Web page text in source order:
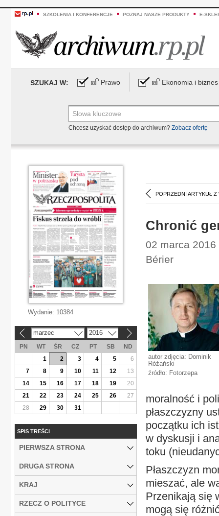
SZKOLENIA I KONFERENCJE POZNAJ NASZE PRODUKTY E-
SZUKAJ W: Prawo Ekonomia i biznes
Chcesz uzyskać dostęp do archiwum? Zobacz ofertę
POPRZEDNI ARTYKUŁ Z
Chronić
02 marca
Bérier
autor zdjęcia: Dominik
Różański
źródło: Fotorzepa
moralność i
płaszczyzny
początku ich
w dyskusji i
toku
Płaszczyzn
mieszać, ale
Przenikają się
mogą się
Wydanie: 10384
marzec 2016
PN WT ŚR CZ PT SB
ND
1
2 3 4 5
6
7
8 9 10 11 12
13
14
15 16 17 18 19
20
21
22 23 24 25 26
27
28
29 30 31
SPIS TREŚCI
PIERWSZA STRONA
DRUGA STRONA
KRAJ
RZECZ O POLITYCE